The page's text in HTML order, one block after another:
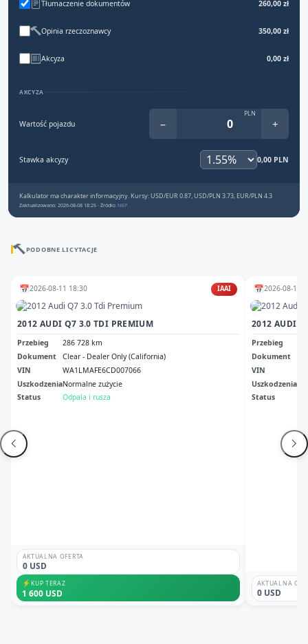
Tłumaczenie dokumentów 260,00 zł
Opinia rzeczoznawcy 350,00 zł
Akcyza 0,00 zł
AKCYZA
Wartość pojazdu −
PLN
+
Stawka akcyzy 0,00 PLN
Kalkulator ma charakter informacyjny. Kursy: USD/EUR 0.87, USD/PLN 3.73, EUR/PLN 4.3
Zaktualizowano: 2026-08-08 18:25 · Źródło: NBP
PODOBNE LICYTACJE
📅2026-08-11 18:30 IAAI
2012 AUDI Q7 3.0 TDI PREMIUM
Przebieg
286 728 km
Dokument
Clear - Dealer Only (California)
VIN
WA1LMAFE6CD007066
UszkodzeniaNormalne zużycie
Status
Odpala i rusza
AKTUALNA OFERTA
0 USD
⚡KUP TERAZ
1 600 USD
📅2026-08-10
2012 AUDI
Przebieg
Dokument
VIN
Uszkodzenia
Status
AKTUALNA
0 USD